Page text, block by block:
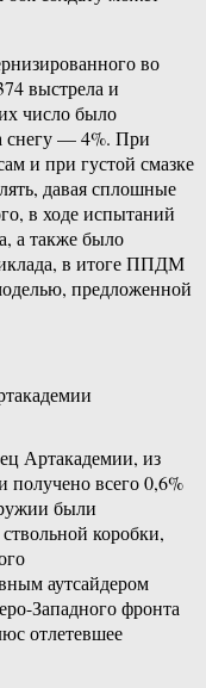
во
выстрела и
число было
снегу — 4%. При
и при густой смазке
давая сплошные
в ходе испытаний
а также было
в итоге ППДМ
предложенной
Артакадемии, из
получено всего 0,6%
были
коробки,
аутсайдером
Западного фронта
отлетевшее